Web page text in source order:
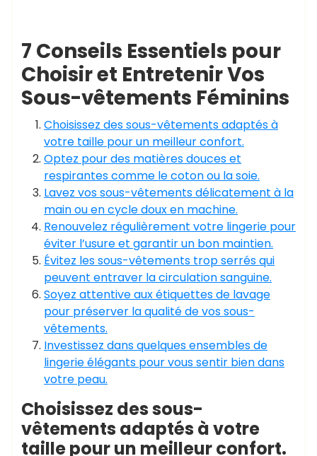
7 Conseils Essentiels pour
Choisir et Entretenir Vos
Sous-vêtements Féminins
Choisissez des sous-vêtements adaptés à
votre taille pour un meilleur confort.
Optez pour des matières douces et
respirantes comme le coton ou la soie.
Lavez vos sous-vêtements délicatement à la
main ou en cycle doux en machine.
Renouvelez régulièrement votre lingerie pour
éviter l’usure et garantir un bon maintien.
Évitez les sous-vêtements trop serrés qui
peuvent entraver la circulation sanguine.
Soyez attentive aux étiquettes de lavage
pour préserver la qualité de vos sous-
vêtements.
Investissez dans quelques ensembles de
lingerie élégants pour vous sentir bien dans
votre peau.
Choisissez des sous-
vêtements adaptés à votre
taille pour un meilleur confort.